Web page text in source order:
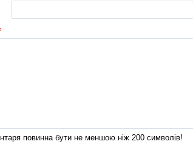
повинна бути не меншою ніж 200 символів!